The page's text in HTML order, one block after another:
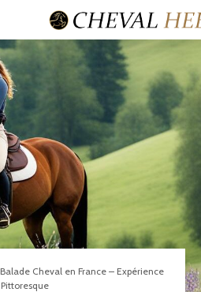
Balade Cheval en France – Expérience
Pittoresque